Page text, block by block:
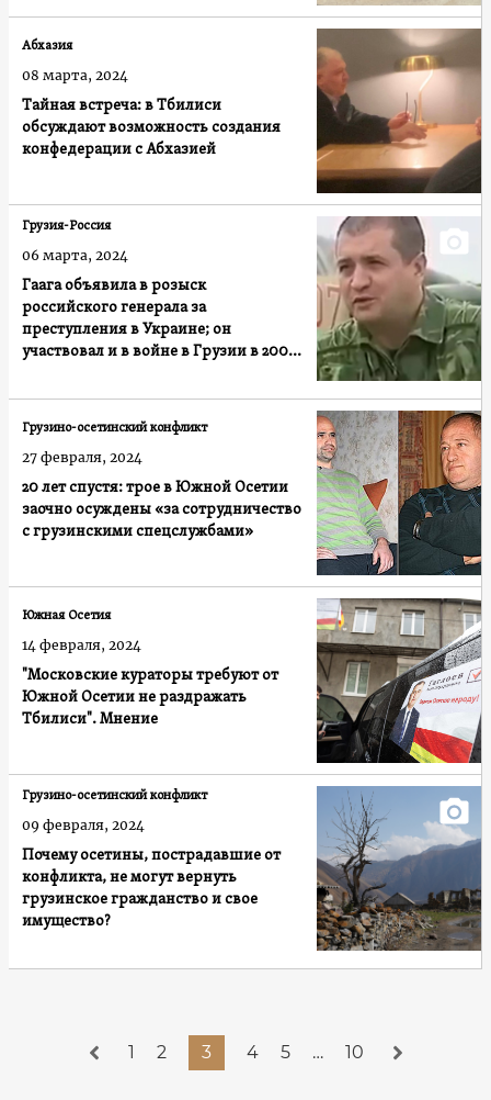
Тайная встреча: в Тбилиси
обсуждают возможность создания
конфедерации с Абхазией
Абхазия
08 марта, 2024
Гаага объявила в розыск
российского генерала за
преступления в Украине; он
участвовал и в войне в Грузии в 2008
Грузия-Россия
06 марта, 2024
20 лет спустя: трое в Южной Осетии
заочно осуждены «за сотрудничество
с грузинскими спецслужбами»
Грузино-осетинский конфликт
27 февраля, 2024
"Московские кураторы требуют от
Южной Осетии не раздражать
Тбилиси". Мнение
Южная Осетия
14 февраля, 2024
Почему осетины, пострадавшие от
конфликта, не могут вернуть
грузинское гражданство и свое
имущество?
Грузино-осетинский конфликт
09 февраля, 2024
1 2 3 4 5 … 10